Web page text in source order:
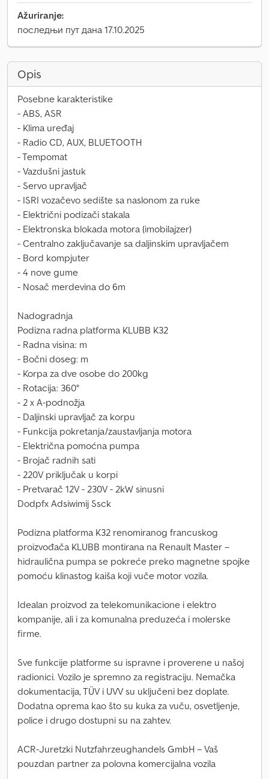
Ažuriranje:
последњи пут дана 17.10.2025
Opis
Posebne karakteristike
- ABS, ASR
- Klima uređaj
- Radio CD, AUX, BLUETOOTH
- Tempomat
- Vazdušni jastuk
- Servo upravljač
- ISRI vozačevo sedište sa naslonom za ruke
- Električni podizači stakala
- Elektronska blokada motora (imobilajzer)
- Centralno zaključavanje sa daljinskim upravljačem
- Bord kompjuter
- 4 nove gume
- Nosač merdevina do 6m
Nadogradnja
Podizna radna platforma KLUBB K32
- Radna visina: m
- Bočni doseg: m
- Korpa za dve osobe do 200kg
- Rotacija: 360°
- 2 x A-podnožja
- Daljinski upravljač za korpu
- Funkcija pokretanja/zaustavljanja motora
- Električna pomoćna pumpa
- Brojač radnih sati
- 220V priključak u korpi
- Pretvarač 12V - 230V - 2kW sinusni
Dodpfx Adsiwimij Ssck
Podizna platforma K32 renomiranog francuskog
proizvođača KLUBB montirana na Renault Master –
hidraulična pumpa se pokreće preko magnetne spojke
pomoću klinastog kaiša koji vuče motor vozila.
Idealan proizvod za telekomunikacione i elektro
kompanije, ali i za komunalna preduzeća i molerske
firme.
Sve funkcije platforme su ispravne i proverene u našoj
radionici. Vozilo je spremno za registraciju. Nemačka
dokumentacija, TÜV i UVV su uključeni bez doplate.
Dodatna oprema kao što su kuka za vuču, osvetljenje,
police i drugo dostupni su na zahtev.
ACR-Juretzki Nutzfahrzeughandels GmbH – Vaš
pouzdan partner za polovna komercijalna vozila